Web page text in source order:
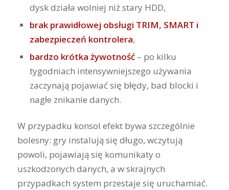
dysk działa wolniej niż stary HDD,
brak prawidłowej obsługi TRIM, SMART i
zabezpieczeń kontrolera,
bardzo krótka żywotność– po kilku
tygodniach intensywniejszego używania
zaczynają pojawiać się błędy, bad blocki i
nagłe znikanie danych.
W przypadku konsol efekt bywa szczególnie
bolesny: gry instalują się długo, wczytują
powoli, pojawiają się komunikaty o
uszkodzonych danych, a w skrajnych
przypadkach system przestaje się uruchamiać.